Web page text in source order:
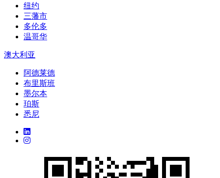
纽约
三藩市
多伦多
温哥华
澳大利亚
阿德莱德
布里斯班
墨尔本
珀斯
悉尼